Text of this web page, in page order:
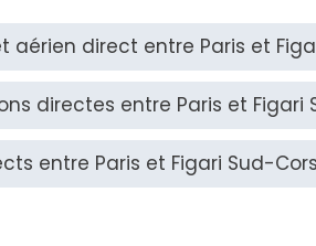
aérien direct entre Paris et
directes entre Paris et Figari
entre Paris et Figari Sud-